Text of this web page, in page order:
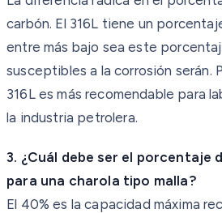
carbón. El 316L tiene un
entre más bajo sea este
susceptibles a la corrosión serán.
316L es más recomendable para
la industria petrolera.
3. ¿Cuál debe ser el porcentaje
para una charola tipo malla?
El 40% es la capacidad máxima